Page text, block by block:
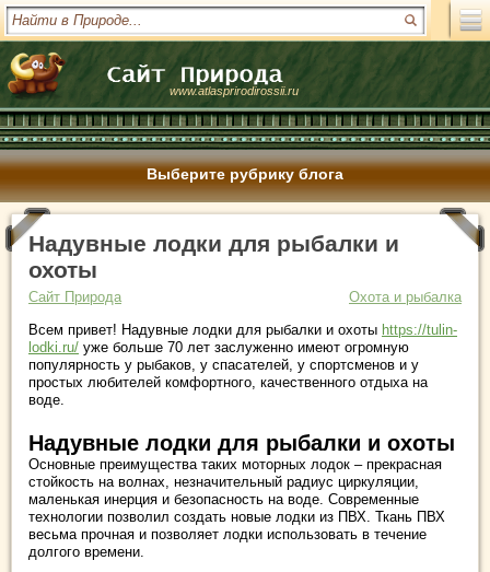
www.atlasprirodirossii.ru
Выберите рубрику блога
Надувные лодки для рыбалки и
охоты
Сайт Природа
Охота и рыбалка
Всем привет! Надувные лодки для рыбалки и охоты https://tulin-
lodki.ru/ уже больше 70 лет заслуженно имеют огромную
популярность у рыбаков, у спасателей, у спортсменов и у
простых любителей комфортного, качественного отдыха на
воде.
Надувные лодки для рыбалки и охоты
Основные преимущества таких моторных лодок – прекрасная
стойкость на волнах, незначительный радиус циркуляции,
маленькая инерция и безопасность на воде. Современные
технологии позволил создать новые лодки из ПВХ. Ткань ПВХ
весьма прочная и позволяет лодки использовать в течение
долгого времени.